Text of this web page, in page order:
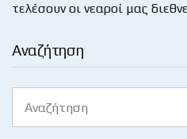
Αναζήτηση
for:
τελέσουν οι νεαροί μας